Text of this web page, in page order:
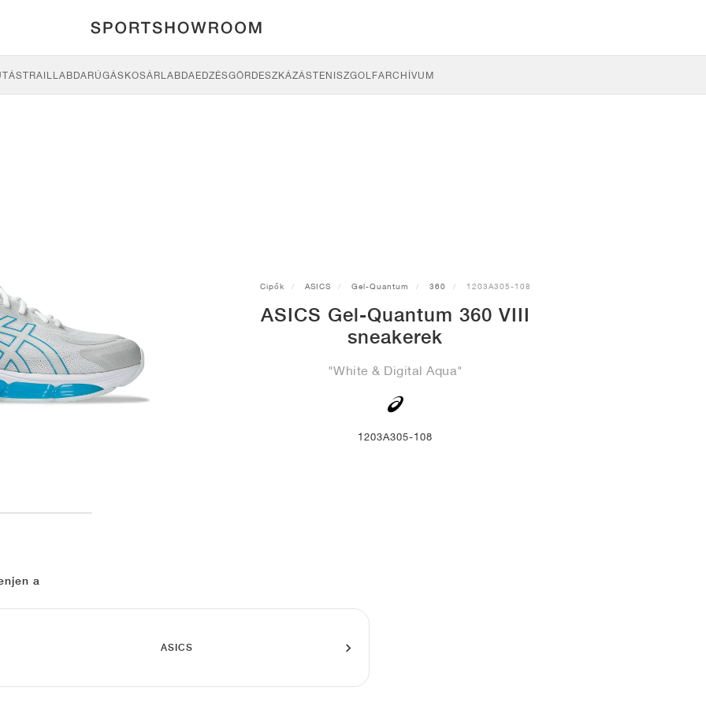
TRAILLABDARÚGÁSKOSÁRLABDAEDZÉSGÖRDESZKÁZÁSTENISZGOLFARCHÍVUM
Cipők ASICS Gel-Quantum 360 1203A305-108
ASICS Gel-Quantum 360 VIII
sneakerek
"White & Digital Aqua"
1203A305-108
a
ASICS